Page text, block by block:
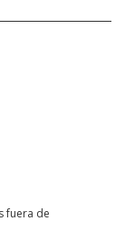
fuera de